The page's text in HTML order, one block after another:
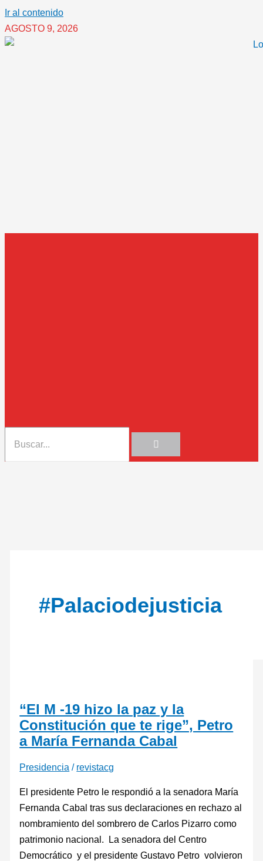
Ir al contenido
AGOSTO 9, 2026
#palaciodejusticia
“El M -19 hizo la paz y la
Constitución que te rige”, Petro
a María Fernanda Cabal
Presidencia / revistacg
El presidente Petro le respondió a la senadora María
Fernanda Cabal tras sus declaraciones en rechazo al
nombramiento del sombrero de Carlos Pizarro como
patrimonio nacional. La senadora del Centro
Democrático y el presidente Gustavo Petro volvieron